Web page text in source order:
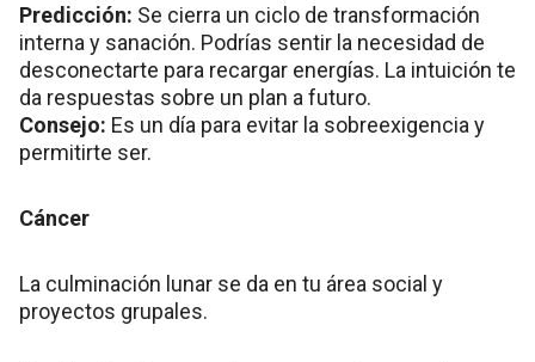
Predicción: Se cierra un ciclo de transformación
interna y sanación. Podrías sentir la necesidad de
desconectarte para recargar energías. La intuición te
da respuestas sobre un plan a futuro.
Consejo: Es un día para evitar la sobreexigencia y
permitirte ser.
Cáncer
La culminación lunar se da en tu área social y
proyectos grupales.